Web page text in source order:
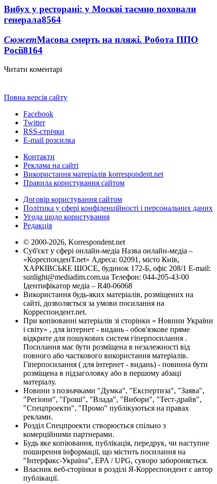
Вибух у ресторані: у Москві таємно поховали
генерала8564
СюжетМасова смерть на пляжі. Робота ППО
Росії8164
Читати коментарі
Повна версія сайту
Facebook
Twitter
RSS-стрічки
E-mail розсилка
Контакти
Реклама на сайті
Використання матеріалів korrespondent.net
Правила користування сайтом
Договір користування сайтом
Політика у сфері конфіденційності і персональних даних
Угода щодо користування
Редакція
© 2000-2026, Korrespondent.net
Суб'єкт у сфері онлайн-медіа Назва онлайн-медіа –
«КореспонденТ.net» Адреса: 02091, місто Київ,
ХАРКІВСЬКЕ ШОСЕ, будинок 172-Б, офіс 208/1 E-mail:
sunlight@mediadim.com.ua Телефон: 044-205-43-00
Ідентифікатор медіа – R40-06068
Використання будь-яких матеріалів, розміщених на
сайті, дозволяється за умови посилання на
Корреспондент.net.
При копіюванні матеріалів зі сторінки « Новини України
і світу» , для інтернет - видань - обов'язкове пряме
відкрите для пошукових систем гіперпосилання .
Посилання має бути розміщена в незалежності від
повного або часткового використання матеріалів.
Гіперпосилання ( для інтернет - видань) - повинна бути
розміщена в підзаголовку або в першому абзаці
матеріалу.
Новини з позначками "Думка", "Експертиза", "Заява",
"Регіони", "Гроші", "Влада", "Вибори", "Тест-драйв",
"Спецпроекти", "Промо" публікуються на правах
реклами.
Розділ Спецпроекти створюється спільно з
комерційними партнерами.
Будь яке копіювання, публікація, передрук, чи наступне
поширення інформації, що містить посилання на
"Інтерфакс-Україна", EPA / UPG, суворо забороняється.
Власник веб-сторінки в розділі Я-Корреспондент є автор
публікації.